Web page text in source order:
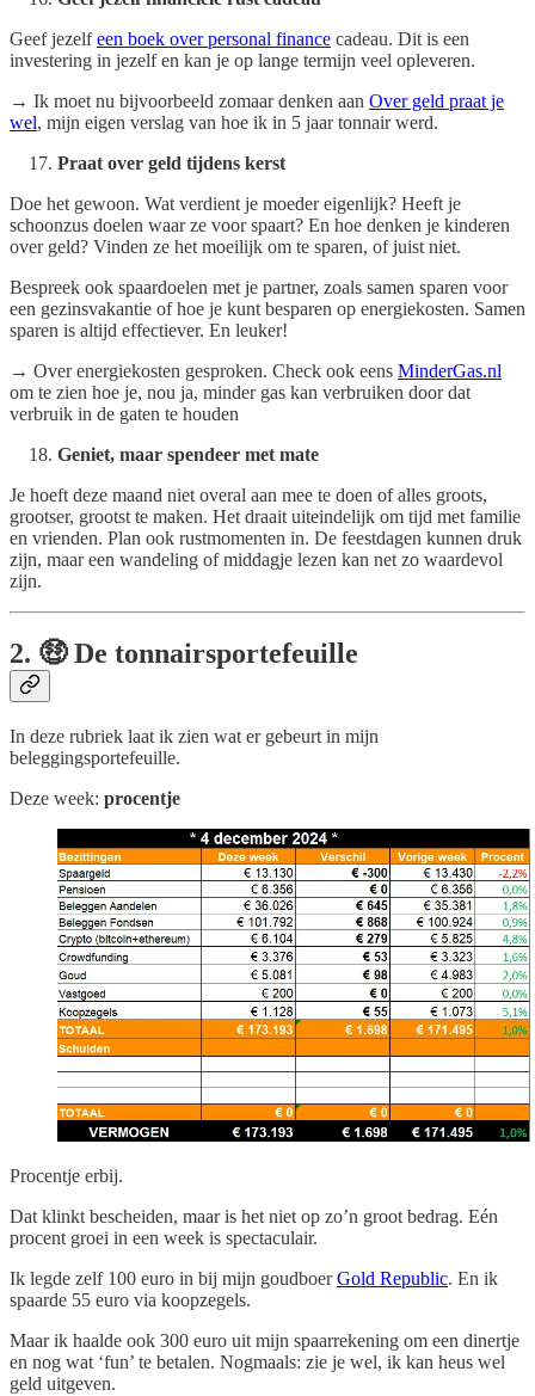
Geef jezelfeen boek over personal finance cadeau. Dit is een
investering in jezelf en kan je op lange termijn veel opleveren.
→ Ik moet nu bijvoorbeeld zomaar denken aan Over geld praat je
wel, mijn eigen verslag van hoe ik in 5 jaar tonnair werd.
Praat over geld tijdens kerst
Doe het gewoon. Wat verdient je moeder eigenlijk? Heeft je
schoonzus doelen waar ze voor spaart? En hoe denken je kinderen
over geld? Vinden ze het moeilijk om te sparen, of juist niet.
Bespreek ook spaardoelen met je partner, zoals samen sparen voor
een gezinsvakantie of hoe je kunt besparen op energiekosten. Samen
sparen is altijd effectiever. En leuker!
→ Over energiekosten gesproken. Check ook eens MinderGas.nl
om te zien hoe je, nou ja, minder gas kan verbruiken door dat
verbruik in de gaten te houden
Geniet, maar spendeer met mate
Je hoeft deze maand niet overal aan mee te doen of alles groots,
grootser, grootst te maken. Het draait uiteindelijk om tijd met familie
en vrienden. Plan ook rustmomenten in. De feestdagen kunnen druk
zijn, maar een wandeling of middagje lezen kan net zo waardevol
zijn.
2. 🤑 De tonnairsportefeuille
In deze rubriek laat ik zien wat er gebeurt in mijn
beleggingsportefeuille.
Deze week: procentje
Procentje erbij.
Dat klinkt bescheiden, maar is het niet op zo’n groot bedrag. Eén
procent groei in een week is spectaculair.
Ik legde zelf 100 euro in bij mijn goudboerGold Republic. En ik
spaarde 55 euro via koopzegels.
Maar ik haalde ook 300 euro uit mijn spaarrekening om een dinertje
en nog wat ‘fun’ te betalen. Nogmaals: zie je wel, ik kan heus wel
geld uitgeven.